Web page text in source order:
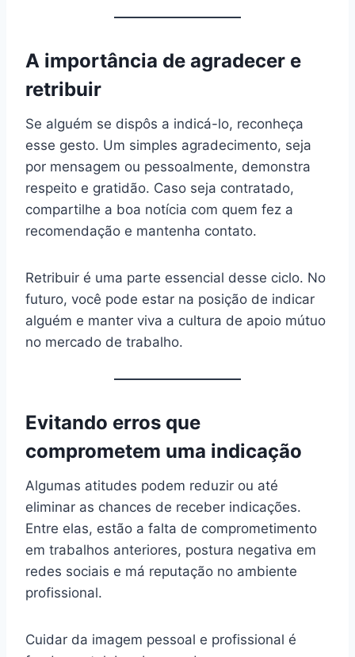
A importância de agradecer e
retribuir
Se alguém se dispôs a indicá-lo, reconheça
esse gesto. Um simples agradecimento, seja
por mensagem ou pessoalmente, demonstra
respeito e gratidão. Caso seja contratado,
compartilhe a boa notícia com quem fez a
recomendação e mantenha contato.
Retribuir é uma parte essencial desse ciclo. No
futuro, você pode estar na posição de indicar
alguém e manter viva a cultura de apoio mútuo
no mercado de trabalho.
Evitando erros que
comprometem uma indicação
Algumas atitudes podem reduzir ou até
eliminar as chances de receber indicações.
Entre elas, estão a falta de comprometimento
em trabalhos anteriores, postura negativa em
redes sociais e má reputação no ambiente
profissional.
Cuidar da imagem pessoal e profissional é